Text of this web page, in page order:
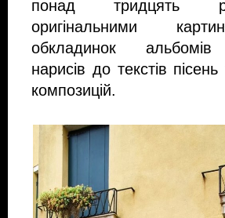
понад тридцять
оригінальними
обкладинок альбомів
нарисів до текстів
композицій.